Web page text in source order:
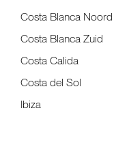
Costa Blanca Noord
Costa Blanca Zuid
Costa Calida
Costa del Sol
Ibiza